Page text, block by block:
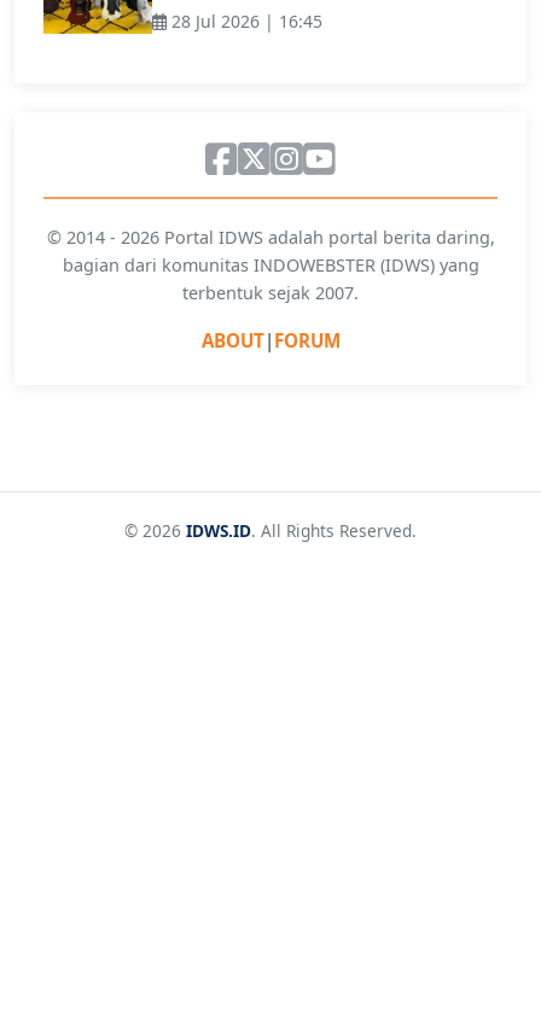
28 Jul 2026 | 16:45
© 2014 - 2026 Portal IDWS adalah portal berita daring,
bagian dari komunitas INDOWEBSTER (IDWS) yang
terbentuk sejak 2007.
ABOUT| FORUM
© 2026 IDWS.ID. All Rights Reserved.